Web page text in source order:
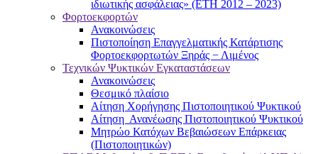
ιδιωτικής ασφάλειας» (ΕΤΗ 2012 – 2023)
Φορτοεκφορτών
Ανακοινώσεις
Πιστοποίηση Επαγγελματικής Κατάρτισης
Φορτοεκφορτωτών Ξηράς − Λιμένος
Τεχνικών Ψυκτικών Εγκαταστάσεων
Ανακοινώσεις
Θεσμικό πλαίσιο
Αίτηση Χορήγησης Πιστοποιητικού Ψυκτικού
Αίτηση Ανανέωσης Πιστοποιητικού Ψυκτικού
Μητρώο Κατόχων Βεβαιώσεων Επάρκειας
(Πιστοποιητικών)